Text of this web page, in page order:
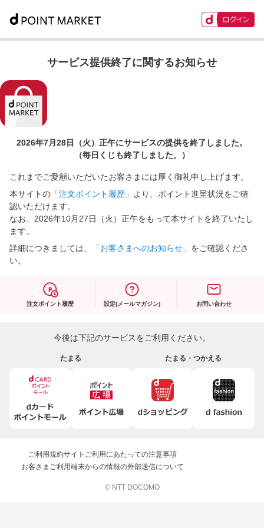
サービス提供終了に関するお知らせ
2026年7月28日（火）正午にサービスの提供を終了しました。
（毎日くじも終了しました。）
これまでご愛顧いただいたお客さまには厚く御礼申し上げます。
本サイトの 「注文ポイント履歴」
より、ポイント進呈状況をご確
認いただけます。
なお、2026年10月27日（火）正午をもって本サイトを終了いたし
ます。
詳細につきましては、
「お客さまへのお知らせ」 をご確認くださ
い。
注文ポイント履歴 設定(メールマガジン) お問い合わせ
今後は下記のサービスをご利用ください。
たまる たまる・つかえる
ご利用規約サイトご利用にあたっての注意事項
お客さまご利用端末からの情報の外部送信について
© NTT DOCOMO